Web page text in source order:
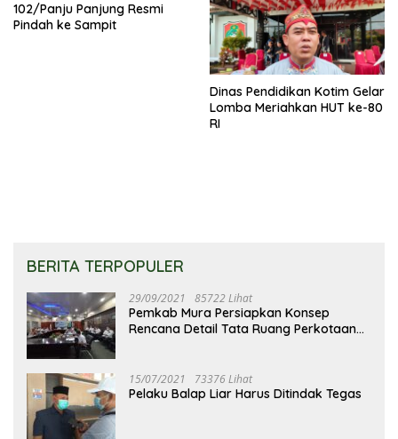
102/Panju Panjung Resmi
Pindah ke Sampit
Dinas Pendidikan Kotim Gelar
Lomba Meriahkan HUT ke-80
RI
BERITA TERPOPULER
29/09/2021 85722 Lihat
Pemkab Mura Persiapkan Konsep
Rencana Detail Tata Ruang Perkotaan
15/07/2021 73376 Lihat
Pelaku Balap Liar Harus Ditindak Tegas